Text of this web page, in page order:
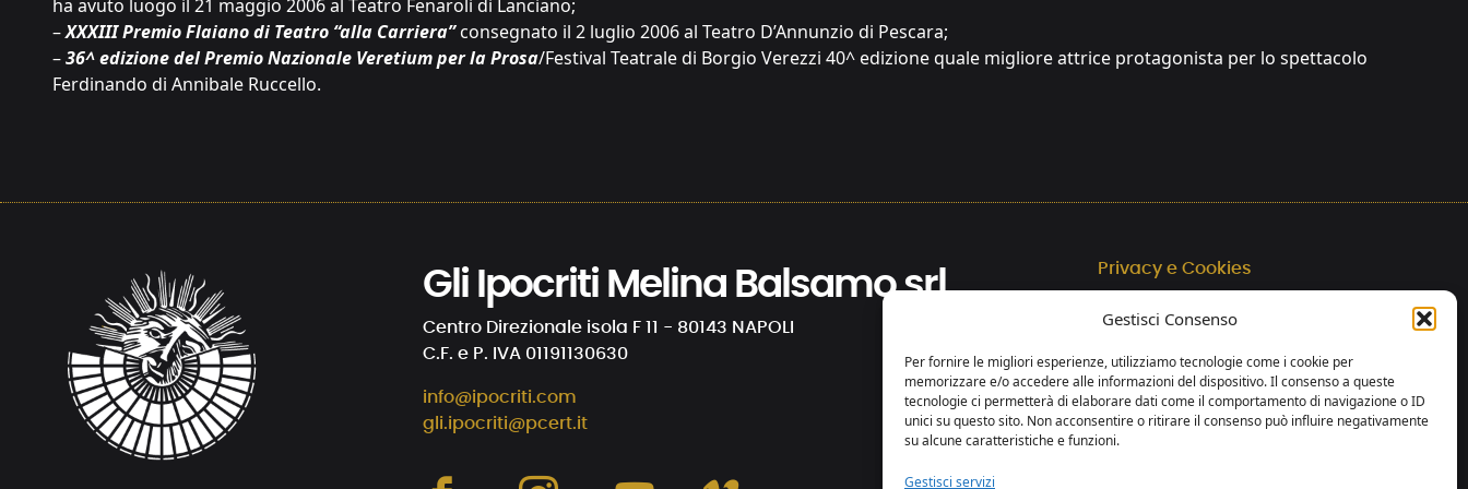
Gestisci Consenso
Per fornire le migliori esperienze, utilizziamo tecnologie come i cookie per
memorizzare e/o accedere alle informazioni del dispositivo. Il consenso a queste
tecnologie ci permetterà di elaborare dati come il comportamento di navigazione o ID
unici su questo sito. Non acconsentire o ritirare il consenso può influire negativamente
su alcune caratteristiche e funzioni.
Gestisci servizi
ha avuto luogo il 21 maggio 2006 al Teatro Fenaroli di Lanciano;
–XXXIII Premio Flaiano di Teatro “alla Carriera”consegnato il 2 luglio 2006 al Teatro D’Annunzio di Pescara;
–36^ edizione del Premio Nazionale Veretium per la Prosa/Festival Teatrale di Borgio Verezzi 40^ edizione quale migliore attrice protagonista per lo spettacolo
Ferdinando di Annibale Ruccello.
Gli Ipocriti Melina Balsamo srl
Centro Direzionale isola F 11 - 80143 NAPOLI
C.F. e P. IVA 01191130630
info@ipocriti.com
gli.ipocriti@pcert.it
Privacy e Cookies
Trasparenza
web by essedicom